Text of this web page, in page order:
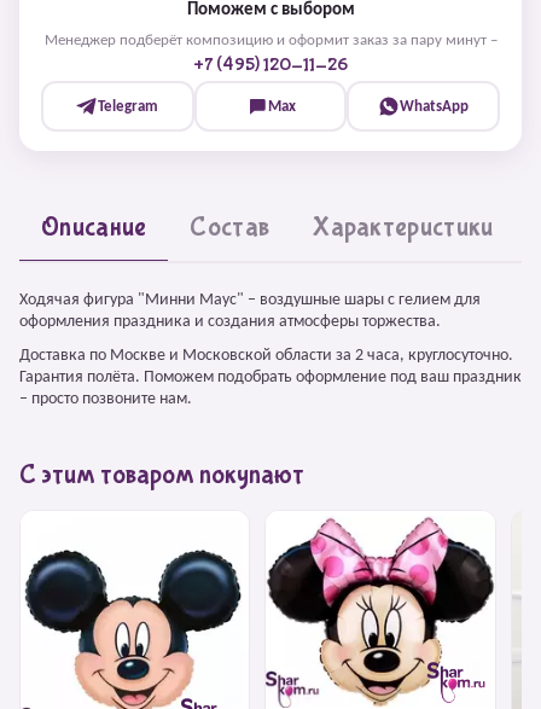
Поможем с выбором
Менеджер подберёт композицию и оформит заказ за пару минут –
+7 (495) 120-11-26
Telegram Max WhatsApp
Описание Состав Характеристики
Ходячая фигура "Минни Маус" – воздушные шары с гелием для
оформления праздника и создания атмосферы торжества.
Доставка по Москве и Московской области за 2 часа, круглосуточно.
Гарантия полёта. Поможем подобрать оформление под ваш праздник
– просто позвоните нам.
С этим товаром покупают